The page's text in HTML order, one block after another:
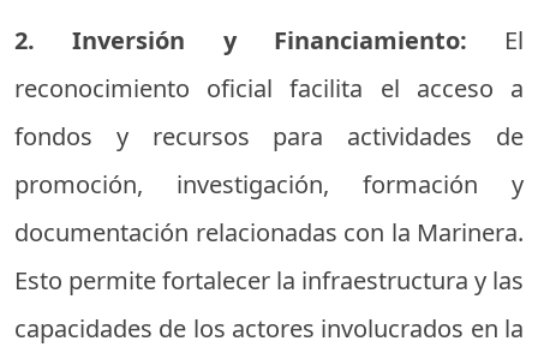
2. Inversión y Financiamiento: El
reconocimiento oficial facilita el acceso a
fondos y recursos para actividades de
promoción, investigación, formación y
documentación relacionadas con la Marinera.
Esto permite fortalecer la infraestructura y las
capacidades de los actores involucrados en la